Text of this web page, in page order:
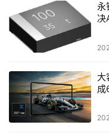
盘古大模型5.5 全面升级
题、做难事的道路上不
会上，华为云重磅发
升级，为行业提供全新
永
决
大
成